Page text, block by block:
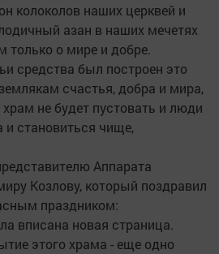
колоколов наших церквей и
азан в наших мечетях
только о мире и добре.
средства был построен это
счастья, добра и мира,
не будет пустовать и люди
и становиться чище,
Аппарата
Козлову, который поздравил
праздником:
вписана новая страница.
этого храма - еще одно